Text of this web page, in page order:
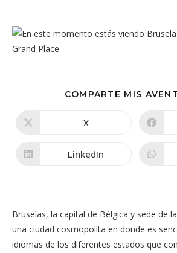
COMPARTE MIS
una
nueva
X
Se
LinkedIn
Bruselas, la capital de Bélgica y sede de
una ciudad cosmopolita en donde es
idiomas de los diferentes estados que